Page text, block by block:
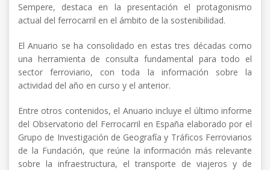
Sempere, destaca en la presentación el protagonismo
actual del ferrocarril en el ámbito de la sostenibilidad.
El Anuario se ha consolidado en estas tres décadas como
una herramienta de consulta fundamental para todo el
sector ferroviario, con toda la información sobre la
actividad del año en curso y el anterior.
Entre otros contenidos, el Anuario incluye el último informe
del Observatorio del Ferrocarril en España elaborado por el
Grupo de Investigación de Geografía y Tráficos Ferroviarios
de la Fundación, que reúne la información más relevante
sobre la infraestructura, el transporte de viajeros y de